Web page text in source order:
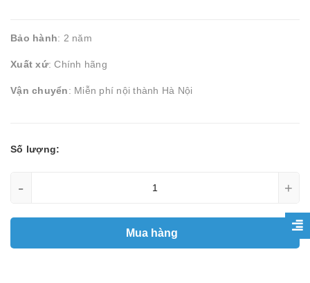
Bảo hành: 2 năm
Xuất xứ: Chính hãng
Vận chuyển: Miễn phí nội thành Hà Nội
Số lượng:
- +
Mua hàng